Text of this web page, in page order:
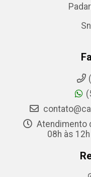
Atendimento
08h às